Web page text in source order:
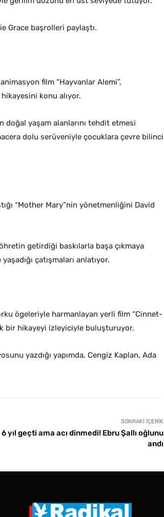
Grace başrolleri paylaştı.
film “Hayvanlar Alemi”,
konu alıyor.
doğal yaşam alanlarını tehdit etmesi
dolu serüveniyle çocuklara çevre bilinci
“Mother Mary”nin yönetmenliğini David
getirdiği baskılarla başa çıkmaya
çatışmaları anlatıyor.
ögeleriyle harmanlayan yerli film “Cinnet-
bir hikayeyi izleyiciyle buluşturuyor.
yazdığı yapımda, Cengiz Kaplan, Ada
SONRAKI İÇERIK
6 yıl geçti ama acı dinmedi! Ebru Şallı oğlunu
andı